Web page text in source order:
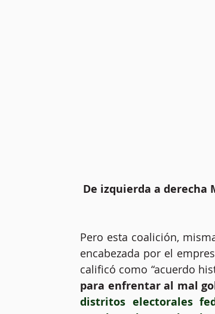
De izquierda a derecha
Pero esta coalición,
encabezada por el
calificó como “acuerdo
para enfrentar al mal
distritos electorales